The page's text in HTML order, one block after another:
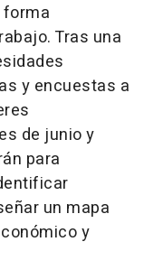
Tras una
y encuestas a
de junio y
para
un mapa
y